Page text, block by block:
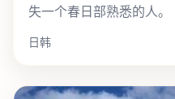
失一个春日部熟悉的人。
日韩